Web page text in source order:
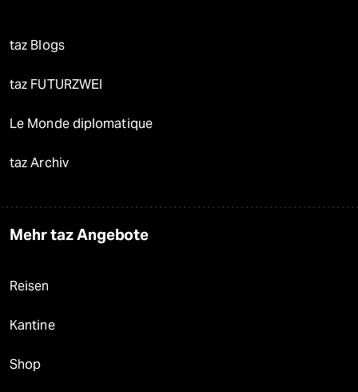
taz Blogs
taz FUTURZWEI
Le Monde diplomatique
taz Archiv
Mehr taz Angebote
Reisen
Kantine
Shop